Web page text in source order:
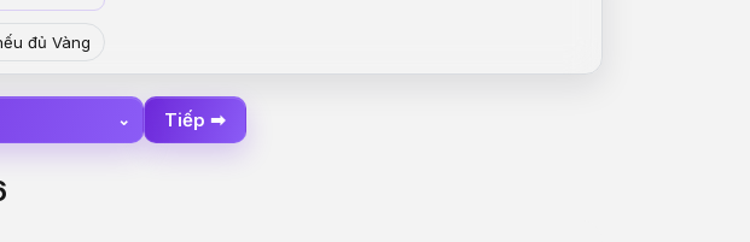
đủ Vàng
⌄ Tiếp ➡